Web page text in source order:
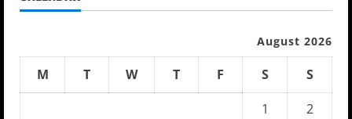
August 2026
M T W T F S
S
1
2